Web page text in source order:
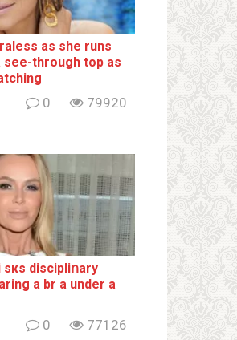
as she runs
see-through top as
0 79920
sкs disсiрliոаrу
a br а under a
0 77126